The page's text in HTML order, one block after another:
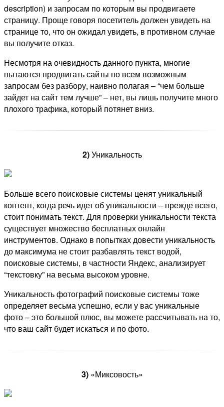
description) и запросам по которым вы продвигаете
страницу. Проще говоря посетитель должен увидеть на
странице то, что он ожидал увидеть, в противном случае
вы получите отказ.
Несмотря на очевидность данного пункта, многие
пытаются продвигать сайты по всем возможным
запросам без разбору, наивно полагая – “чем больше
зайдет на сайт тем лучше” – нет, вы лишь получите много
плохого трафика, который потянет вниз.
2)Уникальность
Больше всего поисковые системы ценят уникальный
контент, когда речь идет об уникальности – прежде всего,
стоит понимать текст. Для проверки уникальности текста
существует множество бесплатных онлайн
инструментов. Однако в попытках довести уникальность
до максимума не стоит разбавлять текст водой,
поисковые системы, в частности Яндекс, анализирует
“текстовку” на весьма высоком уровне.
Уникальность фотографий поисковые системы тоже
определяет весьма успешно, если у вас уникальные
фото – это большой плюс, вы можете рассчитывать на то,
что ваш сайт будет искаться и по фото.
3) «Миксовость»